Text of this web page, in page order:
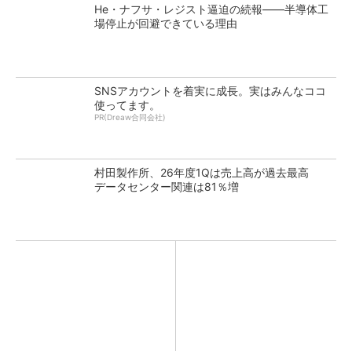
He・ナフサ・レジスト逼迫の続報――半導体工
場停止が回避できている理由
SNSアカウントを着実に成長。実はみんなココ
使ってます。
PR(Dreaw合同会社)
村田製作所、26年度1Qは売上高が過去最高
データセンター関連は81％増